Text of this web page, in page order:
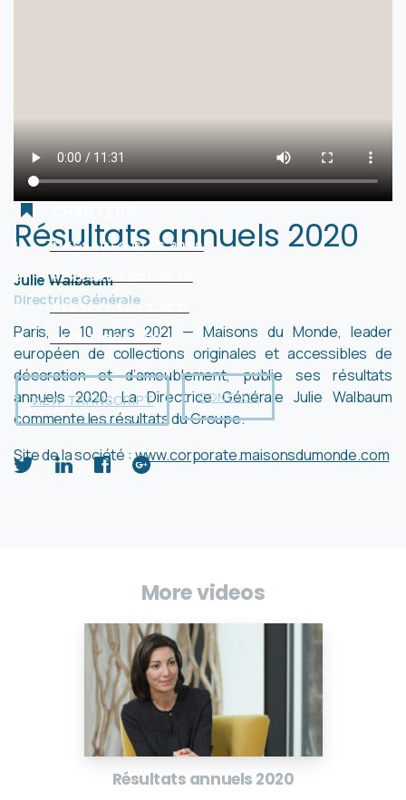
Résultats annuels 2020
Julie Walbaum
Directrice Générale
Paris, le 10 mars 2021 — Maisons du Monde, leader
européen de collections originales et accessibles de
décoration et d’ameublement, publie ses résultats
annuels 2020. La Directrice Générale Julie Walbaum
commente les résultats du Groupe.
Site de la société :www.corporate.maisonsdumonde.com
1
MESSAGES CLÉS 2020
2
PERFORMANCE 2020
3
PERSPECTIVES 2021
4
AMBITIONS RSE
VIEW TRANSCRIPT CONTACT
More videos
Résultats annuels 2020